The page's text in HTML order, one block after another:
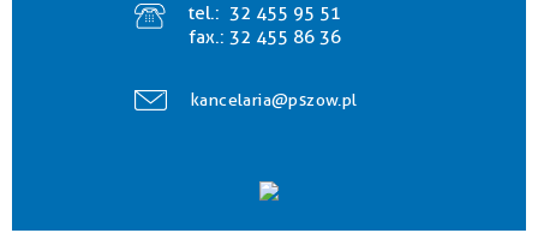
tel.: 32 455 95 51
fax.: 32 455 86 36
kancelaria@pszow.pl